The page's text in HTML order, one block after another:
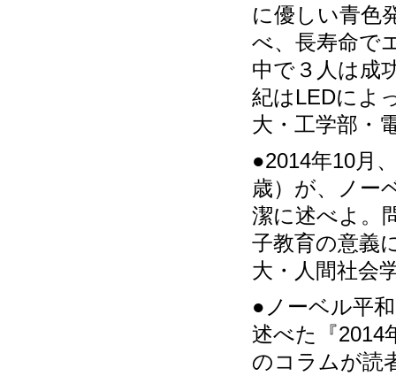
に優しい青色
べ、長寿命で
中で３人は成
紀はLEDによ
大・工学部・
●2014年10月
歳）が、ノー
潔に述べよ。
子教育の意義
大・人間社会
●ノーベル平
述べた『2014
のコラムが読